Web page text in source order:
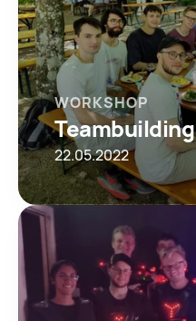
WORKSHOP
22.05.2022